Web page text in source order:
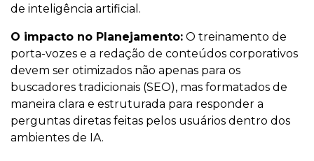
de inteligência artificial.
O impacto no Planejamento: O treinamento de
porta-vozes e a redação de conteúdos corporativos
devem ser otimizados não apenas para os
buscadores tradicionais (SEO), mas formatados de
maneira clara e estruturada para responder a
perguntas diretas feitas pelos usuários dentro dos
ambientes de IA.